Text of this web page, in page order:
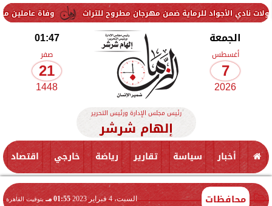
وفاة عاملين متأثرين للرماية ضمن مهرجان مطروح للتراث
الجمعة
أغسطس
7
2026
01:47
صفر
21
1448
رئيس مجلس الإدارة ورئيس التحرير
إلهام شرشر
أخبار سياسة تقارير رياضة خارجي اقتصاد
محافظات السبت، 4 فبراير 2023 01:55 مـ بتوقيت القاهرة